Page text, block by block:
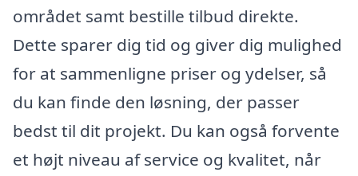
området samt bestille tilbud direkte.
Dette sparer dig tid og giver dig mulighed
for at sammenligne priser og ydelser, så
du kan finde den løsning, der passer
bedst til dit projekt. Du kan også forvente
et højt niveau af service og kvalitet, når